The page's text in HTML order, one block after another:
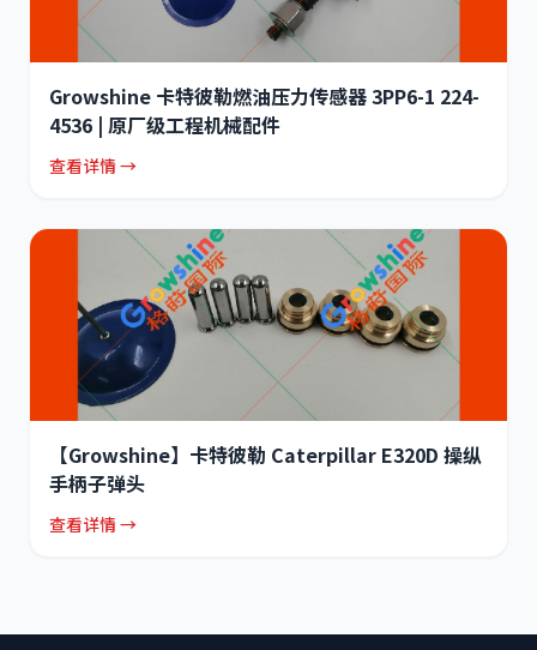
Growshine 卡特彼勒燃油压力传感器 3PP6-1 224-
4536 | 原厂级工程机械配件
查看详情 →
【Growshine】卡特彼勒 Caterpillar E320D 操纵
手柄子弹头
查看详情 →